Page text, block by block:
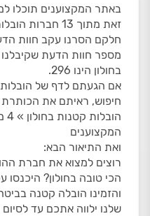
זאת מתוך 13
חלקם הסרנו עקב חוות
מספר חוות הדעת
בחולון הינו 296.
אם הגעתם לדף של הובלות
חיפוש, ראיתם את
המקצוענים
ואת התיאור הבא:
רוצים למצוא את חברת
הכי טובה בחולון?
והזמינו הובלה קטנה